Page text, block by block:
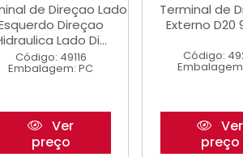
de Direçao Lado
Direçao
Lado Di...
Código: 49116
Embalagem: PC
Ver
preço
Terminal de
Externo D20
Código:
Ver
preço